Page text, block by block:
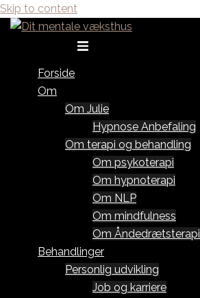
Skip to content
Forside
Om
Om Julie
Hypnose Anbefaling
Om terapi og behandling
Om psykoterapi
Om hypnoterapi
Om NLP
Om mindfulness
Om Åndedrætsterapi
Behandlinger
Personlig udvikling
Job og karriere